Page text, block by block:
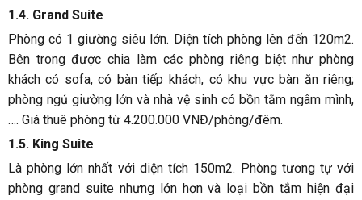
1.4. Grand Suite
Phòng có 1 giường siêu lớn. Diện tích phòng lên đến 120m2.
Bên trong được chia làm các phòng riêng biệt như phòng
khách có sofa, có bàn tiếp khách, có khu vực bàn ăn riêng;
phòng ngủ giường lớn và nhà vệ sinh có bồn tắm ngâm mình,
…. Giá thuê phòng từ 4.200.000 VNĐ/phòng/đêm.
1.5. King Suite
Là phòng lớn nhất với diện tích 150m2. Phòng tương tự với
phòng grand suite nhưng lớn hơn và loại bồn tắm hiện đại